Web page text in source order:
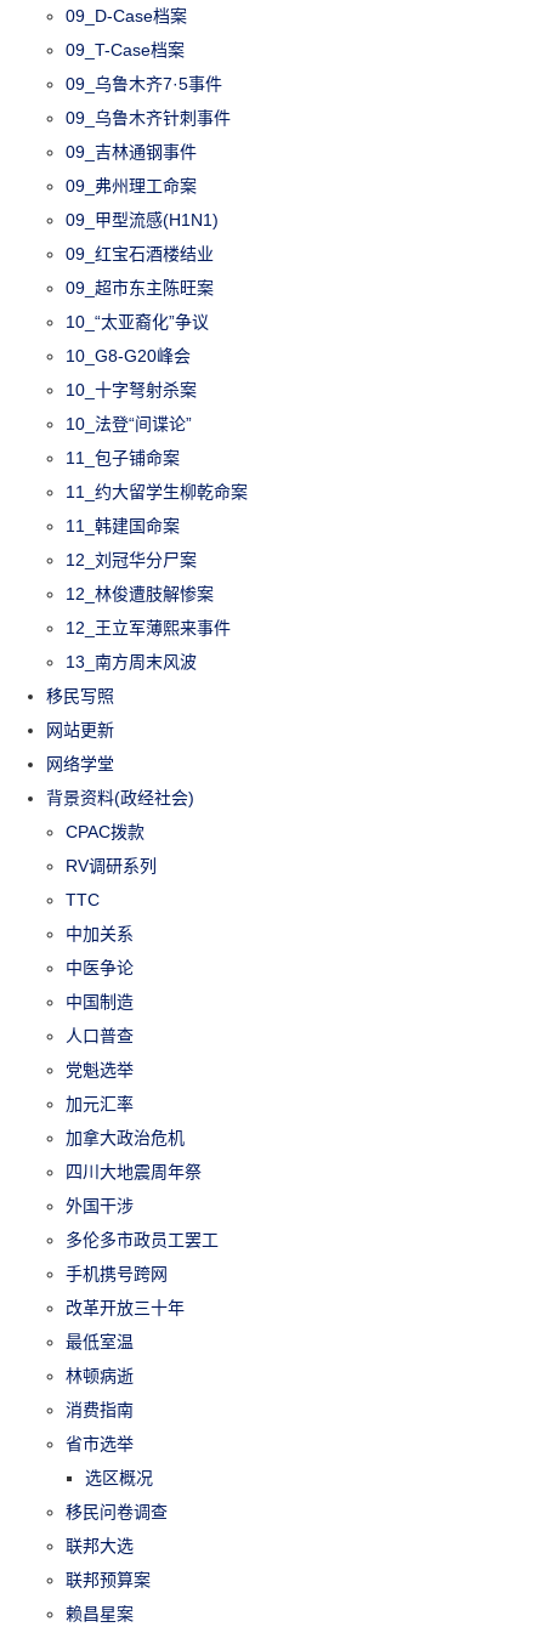
09_D-Case档案
09_T-Case档案
09_乌鲁木齐7·5事件
09_乌鲁木齐针刺事件
09_吉林通钢事件
09_弗州理工命案
09_甲型流感(H1N1)
09_红宝石酒楼结业
09_超市东主陈旺案
10_“太亚裔化”争议
10_G8-G20峰会
10_十字弩射杀案
10_法登“间谍论”
11_包子铺命案
11_约大留学生柳乾命案
11_韩建国命案
12_刘冠华分尸案
12_林俊遭肢解惨案
12_王立军薄熙来事件
13_南方周末风波
移民写照
网站更新
网络学堂
背景资料(政经社会)
CPAC拨款
RV调研系列
TTC
中加关系
中医争论
中国制造
人口普查
党魁选举
加元汇率
加拿大政治危机
四川大地震周年祭
外国干涉
多伦多市政员工罢工
手机携号跨网
改革开放三十年
最低室温
林顿病逝
消费指南
省市选举
选区概况
移民问卷调查
联邦大选
联邦预算案
赖昌星案